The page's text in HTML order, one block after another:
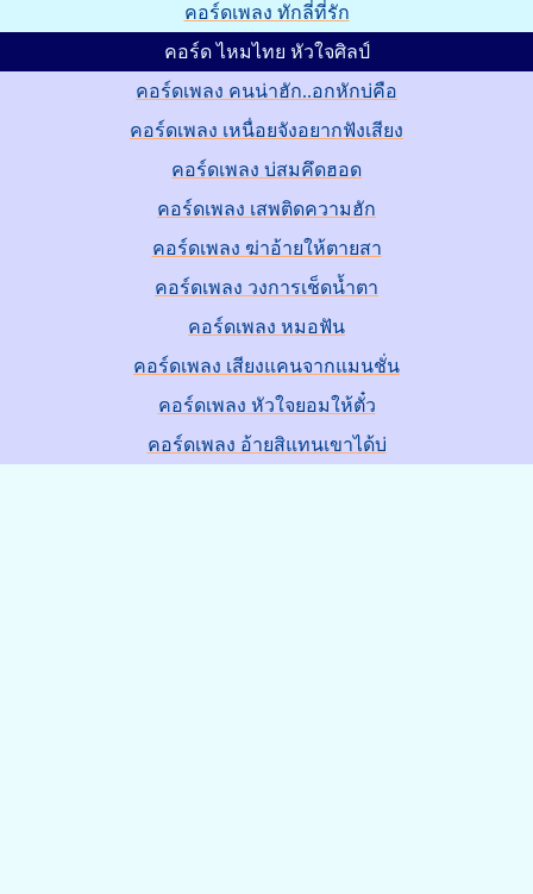
คอร์ดเพลง ทักลี่ที่รัก
คอร์ด ไหมไทย หัวใจศิลป์
คอร์ดเพลง คนน่าฮัก..อกหักบ่คือ
คอร์ดเพลง เหนื่อยจังอยากฟังเสียง
คอร์ดเพลง บ่สมคึดฮอด
คอร์ดเพลง เสพติดความฮัก
คอร์ดเพลง ฆ่าอ้ายให้ตายสา
คอร์ดเพลง วงการเช็ดน้ำตา
คอร์ดเพลง หมอฟัน
คอร์ดเพลง เสียงแคนจากแมนชั่น
คอร์ดเพลง หัวใจยอมให้ตั๋ว
คอร์ดเพลง อ้ายสิแทนเขาได้บ่